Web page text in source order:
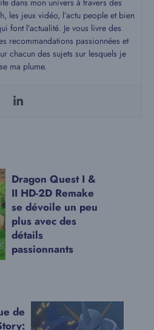
dans mon univers à travers des
les jeux vidéo, l’actu people et bien
font l’actualité. Je vous livre des
recommandations passionnées et
chacun des sujets sur lesquels je
ma plume.
Dragon Quest I &
II HD-2D Remake
se dévoile un peu
plus avec des
détails
passionnants
de